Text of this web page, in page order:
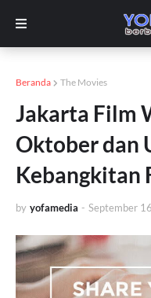
Beranda The Movies
Jakarta Film
Oktober dan
Kebangkitan
by yofamedia - September